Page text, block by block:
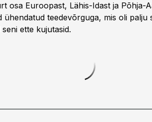
osa Euroopast, Lähis-Idast ja Põhja-
ühendatud teedevõrguga, mis oli palju
ette kujutasid.